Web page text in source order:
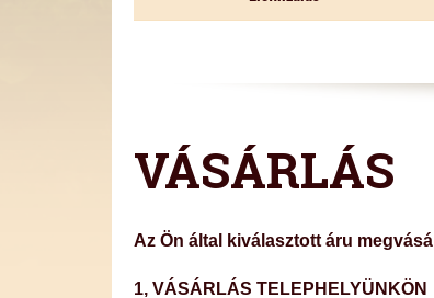
VÁSÁRLÁS
Az Ön által kiválasztott áru
1, VÁSÁRLÁS TELEPHELYÜNKÖN